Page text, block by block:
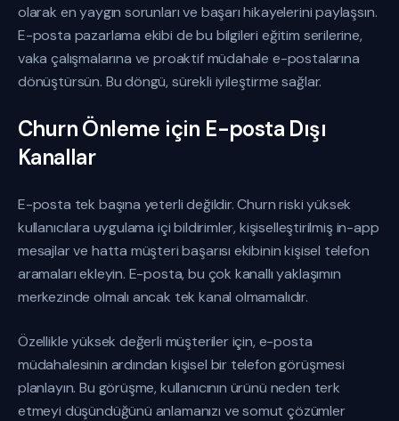
olarak en yaygın sorunları ve başarı hikayelerini paylaşsın.
E-posta pazarlama ekibi de bu bilgileri eğitim serilerine,
vaka çalışmalarına ve proaktif müdahale e-postalarına
dönüştürsün. Bu döngü, sürekli iyileştirme sağlar.
Churn Önleme için E-posta Dışı
Kanallar
E-posta tek başına yeterli değildir. Churn riski yüksek
kullanıcılara uygulama içi bildirimler, kişiselleştirilmiş in-app
mesajlar ve hatta müşteri başarısı ekibinin kişisel telefon
aramaları ekleyin. E-posta, bu çok kanallı yaklaşımın
merkezinde olmalı ancak tek kanal olmamalıdır.
Özellikle yüksek değerli müşteriler için, e-posta
müdahalesinin ardından kişisel bir telefon görüşmesi
planlayın. Bu görüşme, kullanıcının ürünü neden terk
etmeyi düşündüğünü anlamanızı ve somut çözümler